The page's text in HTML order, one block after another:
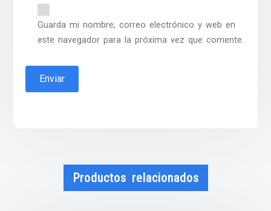
Guarda mi nombre, correo electrónico y web en
este navegador para la próxima vez que comente.
Productos relacionados